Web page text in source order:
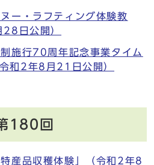
ー・ラフティング体験教
日公開）
施行70周年記念事業タイム
和2年8月21日公開）
180回
産品収穫体験」（令和2年8